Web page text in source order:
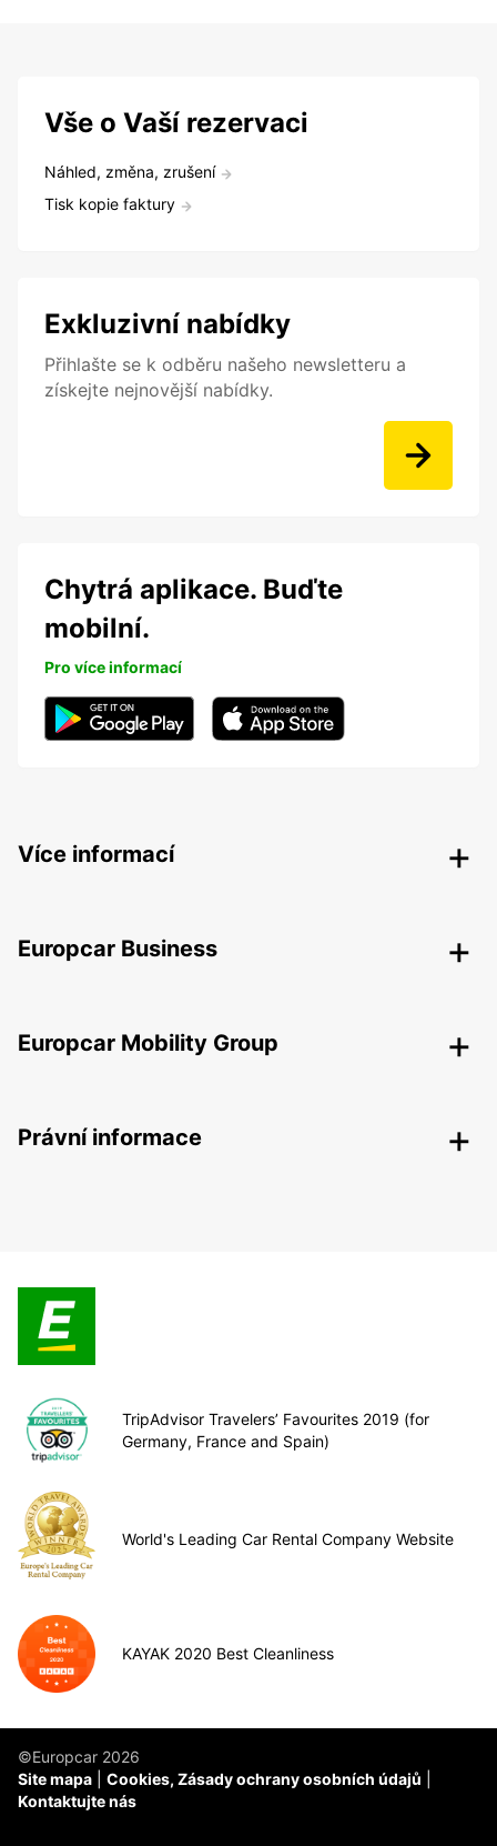
Vše o Vaší rezervaci
Náhled, změna, zrušení
Tisk kopie faktury
Exkluzivní nabídky
Přihlašte se k odběru našeho newsletteru a
získejte nejnovější nabídky.
Chytrá aplikace. Buďte
mobilní.
Pro více informací
Více informací
Europcar Business
Europcar Mobility Group
Právní informace
TripAdvisor Travelers’ Favourites 2019 (for
Germany, France and Spain)
World's Leading Car Rental Company Website
KAYAK 2020 Best Cleanliness
©Europcar 2026
Site mapa
Cookies, Zásady ochrany osobních údajů
Kontaktujte nás